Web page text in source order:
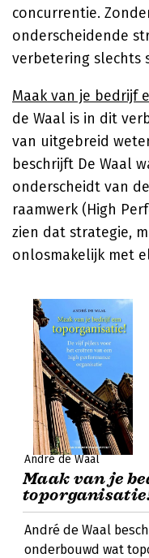
concurrentie.
onderscheidende
verbetering slechts
Maak van je bedrijf
de Waal is in dit
van uitgebreid
beschrijft De Waal
onderscheidt van
raamwerk (High
zien dat strategie,
onlosmakelijk met
André de Waal
Maak van je
André de Waal
onderbouwd wat